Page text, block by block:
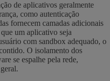
de aplicativos geralmente
como autenticação
fornecem camadas adicionais
um aplicativo seja
com sandbox adequado, o
O isolamento dos
se espalhe pela rede,